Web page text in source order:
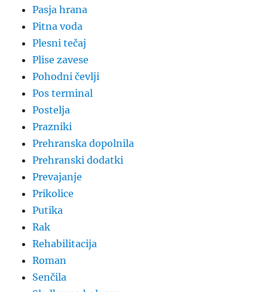
Pasja hrana
Pitna voda
Plesni tečaj
Plise zavese
Pohodni čevlji
Pos terminal
Postelja
Prazniki
Prehranska dopolnila
Prehranski dodatki
Prevajanje
Prikolice
Putika
Rak
Rehabilitacija
Roman
Senčila